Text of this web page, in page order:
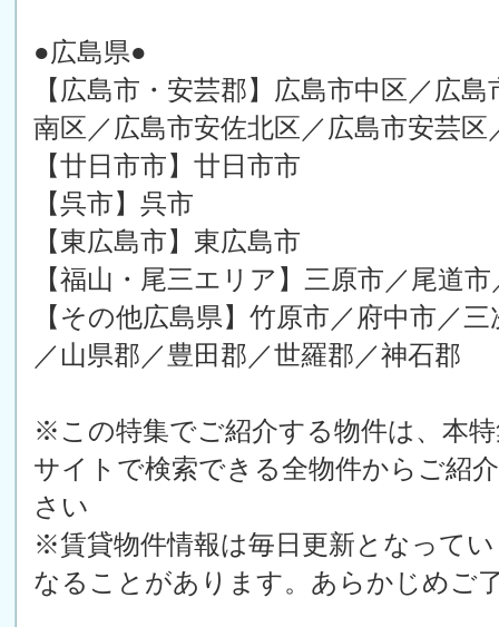
●広島県●
【広島市・安芸郡】広島市中区／広
南区／広島市安佐北区／広島市安芸
【廿日市市】廿日市市
【呉市】呉市
【東広島市】東広島市
【福山・尾三エリア】三原市／尾道
【その他広島県】竹原市／府中市／
／山県郡／豊田郡／世羅郡／神石郡
※この特集でご紹介する物件は、本
サイトで検索できる全物件からご紹
さい
※賃貸物件情報は毎日更新となって
なることがあります。あらかじめご